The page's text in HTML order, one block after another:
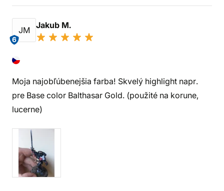
JM
6
Jakub M.
Moja najobľúbenejšia farba! Skvelý highlight napr.
pre Base color Balthasar Gold. (použité na korune,
lucerne)